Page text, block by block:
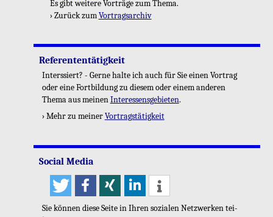
Es gibt wei­te­re Vor­trä­ge zum Thema.
› Zu­rück zum Vor­trags­ar­chiv
Re­fe­ren­ten­tä­tig­keit
In­ters­siert? - Gerne halte ich auch für Sie einen Vor­trag
oder eine Fort­bil­dung zu die­sem oder einem an­de­ren
Thema aus mei­nen In­ter­es­sens­ge­bie­ten.
› Mehr zu mei­ner Vor­trags­tä­tig­keit
So­ci­al Media
Sie kön­nen diese Seite in Ihren so­zia­len Netz­wer­ken tei­